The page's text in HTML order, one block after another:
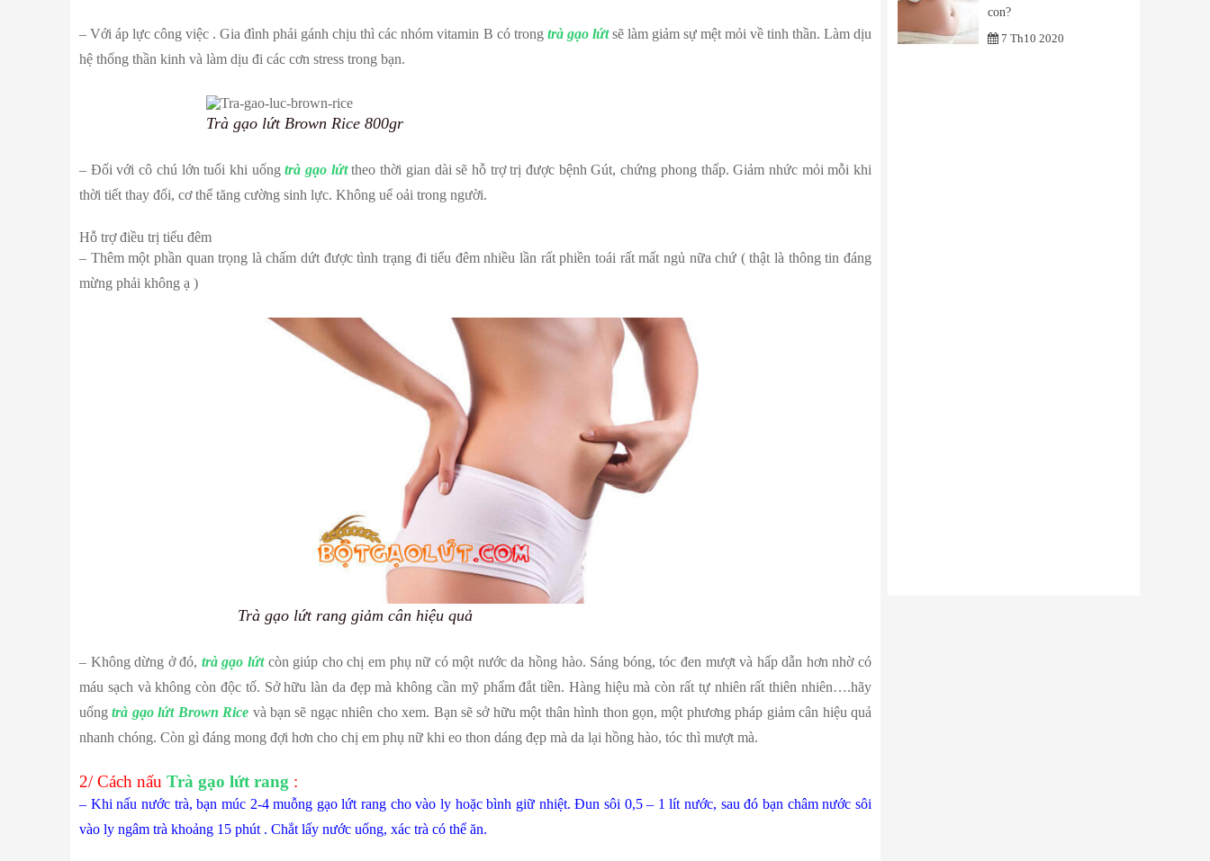
con?
7 Th10 2020
– Với áp lực công việc . Gia đình phải gánh chịu thì các nhóm vitamin B có trong trà gạo lứtsẽ làm giảm sự mệt mỏi về tinh thần. Làm dịu
hệ thống thần kinh và làm dịu đi các cơn stress trong bạn.
Trà gạo lứt Brown Rice 800gr
– Đối với cô chú lớn tuổi khi uốngtrà gạo lứttheo thời gian dài sẽ hỗ trợ trị được bệnh Gút, chứng phong thấp. Giảm nhức mỏi mỗi khi
thời tiết thay đổi, cơ thể tăng cường sinh lực. Không uể oải trong người.
Hỗ trợ điều trị tiểu đêm
– Thêm một phần quan trọng là chấm dứt được tình trạng đi tiểu đêm nhiều lần rất phiền toái rất mất ngủ nữa chứ ( thật là thông tin đáng
mừng phải không ạ )
Trà gạo lứt rang giảm cân hiệu quả
– Không dừng ở đó, trà gạo lứtcòn giúp cho chị em phụ nữ có một nước da hồng hào. Sáng bóng, tóc đen mượt và hấp dẫn hơn nhờ có
máu sạch và không còn độc tố. Sở hữu làn da đẹp mà không cần mỹ phẩm đắt tiền. Hàng hiệu mà còn rất tự nhiên rất thiên nhiên….hãy
uốngtrà gạo lứt Brown Rice và bạn sẽ ngạc nhiên cho xem. Bạn sẽ sở hữu một thân hình thon gọn, một phương pháp giảm cân hiệu quả
nhanh chóng. Còn gì đáng mong đợi hơn cho chị em phụ nữ khi eo thon dáng đẹp mà da lại hồng hào, tóc thì mượt mà.
2/ Cách nấu Trà gạo lứt rang :
– Khi nấu nước trà, bạn múc 2-4 muỗng gạo lứt rang cho vào ly hoặc bình giữ nhiệt. Đun sôi 0,5 – 1 lít nước, sau đó bạn châm nước sôi
vào ly ngâm trà khoảng 15 phút . Chắt lấy nước uống, xác trà có thể ăn.